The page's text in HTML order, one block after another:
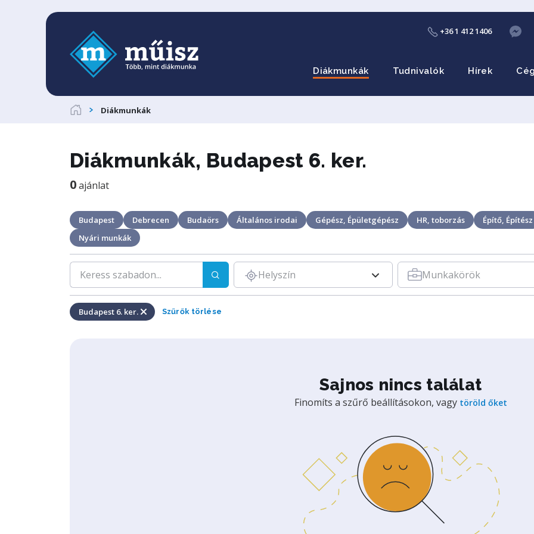
+36 1 412 1406
Diákmunkák Tudnivalók Hírek
Diákmunkák
Diákmunkák, Budapest 6. ker.
0ajánlat
Budapest Debrecen Budaörs Általános irodai Gépész, Épületgépész HR, toborzás Építő, Építész
Nyári munkák
Helyszín Munkakörök
Budapest 6. ker. Szűrők törlése
Sajnos nincs találat
Finomíts a szűrő beállításokon, vagy töröld őket